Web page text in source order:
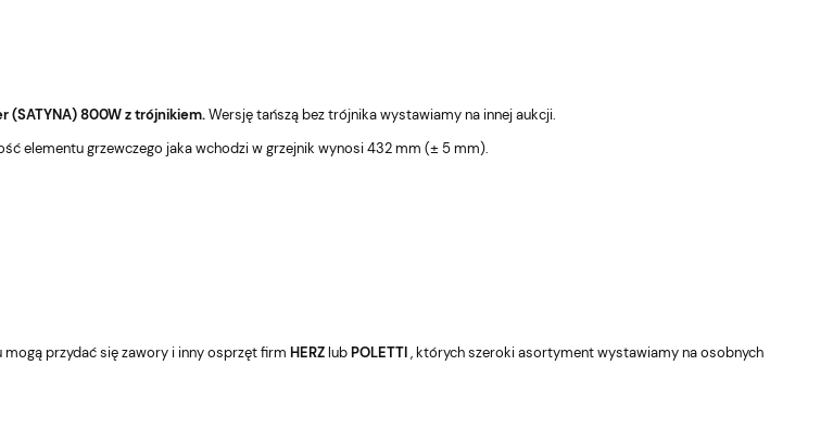
(SATYNA) 800W z trójnikiem.Wersję tańszą bez trójnika wystawiamy na innej aukcji.
elementu grzewczego jaka wchodzi w grzejnik wynosi 432 mm (± 5 mm).
mogą przydać się zawory i inny osprzęt firm HERZlubPOLETTI, których szeroki asortyment wystawiamy na osobnych